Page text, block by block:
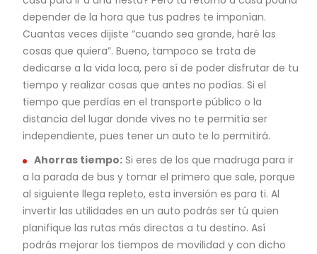
depender de la hora que tus padres te imponían.
Cuantas veces dijiste “cuando sea grande, haré las
cosas que quiera”. Bueno, tampoco se trata de
dedicarse a la vida loca, pero sí de poder disfrutar de tu
tiempo y realizar cosas que antes no podías. Si el
tiempo que perdías en el transporte público o la
distancia del lugar donde vives no te permitía ser
independiente, pues tener un auto te lo permitirá.
Ahorras tiempo: Si eres de los que madruga para ir
a la parada de bus y tomar el primero que sale, porque
al siguiente llega repleto, esta inversión es para ti. Al
invertir las utilidades en un auto podrás ser tú quien
planifique las rutas más directas a tu destino. Así
podrás mejorar los tiempos de movilidad y con dicho